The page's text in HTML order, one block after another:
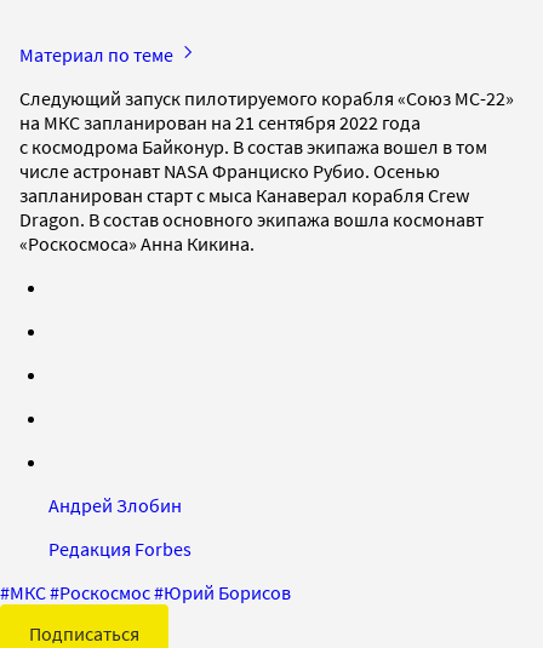
Материал по теме
Следующий запуск пилотируемого корабля «Союз МС-22»
на МКС запланирован на 21 сентября 2022 года
с космодрома Байконур. В состав экипажа вошел в том
числе астронавт NASA Франциско Рубио. Осенью
запланирован старт с мыса Канаверал корабля Crew
Dragon. В состав основного экипажа вошла космонавт
«Роскосмоса» Анна Кикина.
Андрей Злобин
Редакция Forbes
#МКС#Роскосмос#Юрий Борисов
Подписаться